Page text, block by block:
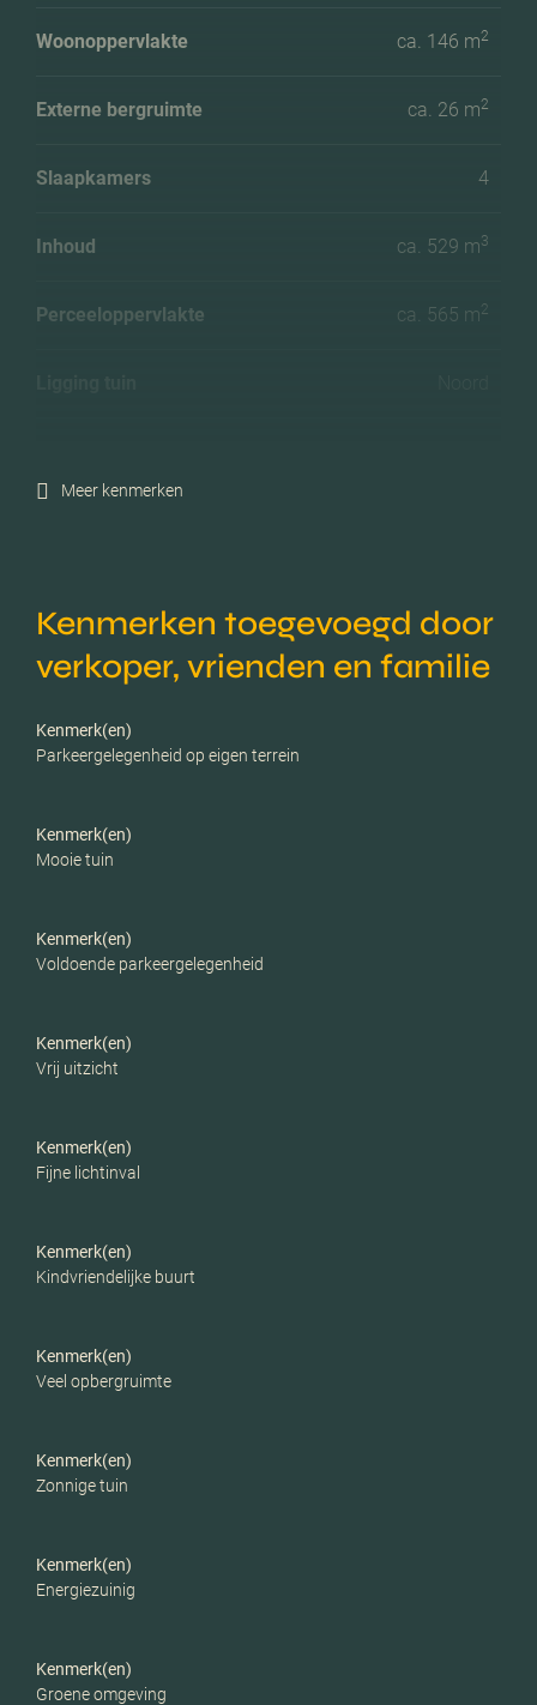
Woonoppervlakte ca. 146 m2
Externe bergruimte ca. 26 m2
Slaapkamers 4
Inhoud ca. 529 m3
Perceeloppervlakte ca. 565 m2
geheel
Voorzieningen
Mechanische ventilatie,
Parkeerfaciliteiten
Garage
Meer kenmerken
Kenmerken toegevoegd door
verkoper, vrienden en familie
Kenmerk(en)
Parkeergelegenheid op eigen terrein
Kenmerk(en)
Mooie tuin
Kenmerk(en)
Voldoende parkeergelegenheid
Kenmerk(en)
Vrij uitzicht
Kenmerk(en)
Fijne lichtinval
Kenmerk(en)
Kindvriendelijke buurt
Kenmerk(en)
Veel opbergruimte
Kenmerk(en)
Zonnige tuin
Kenmerk(en)
Energiezuinig
Kenmerk(en)
Groene omgeving